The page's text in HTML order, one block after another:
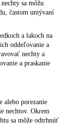
sa môžu
častom umývaní
a lakoch na
oddeľovanie a
nechty a
a praskanie
alebo porezanie
nechtov. Okrem
sa môže odtrhnúť